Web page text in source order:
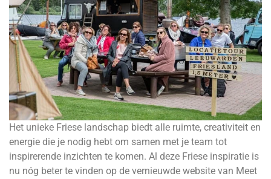
Het unieke Friese landschap biedt alle ruimte, creativiteit en
energie die je nodig hebt om samen met je team tot
inspirerende inzichten te komen. Al deze Friese inspiratie is
nu nóg beter te vinden op de vernieuwde website van Meet